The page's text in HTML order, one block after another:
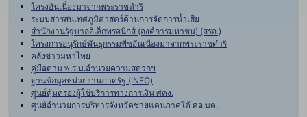
โครงอันเนื่องมาจากพระราชดำริ
ระบบสารสนเทศภูมิศาสตร์ด้านการจัดการน้ำเสีย
สำนักงานรัฐบาลอิเล็กทรอนิกส์ (องค์การมหาชน) (สรอ.)
โครงการอนุรักษ์พันธุกรรมพืชอันเนื่องมาจากพระราชดำริ
คลังข่าวมหาไทย
คู่มือตาม พ.ร.บ.อำนวยความสดวกฯ
ฐานข้อมูลหน่วยงานภาครัฐ (INFO)
ศูนย์คุ้มครองผู้ใช้บริการทางการเงิน ศคง.
ศูนย์อำนวยการบริหารจังหวัดชายแดนภาคใต้ ศอ.บต.